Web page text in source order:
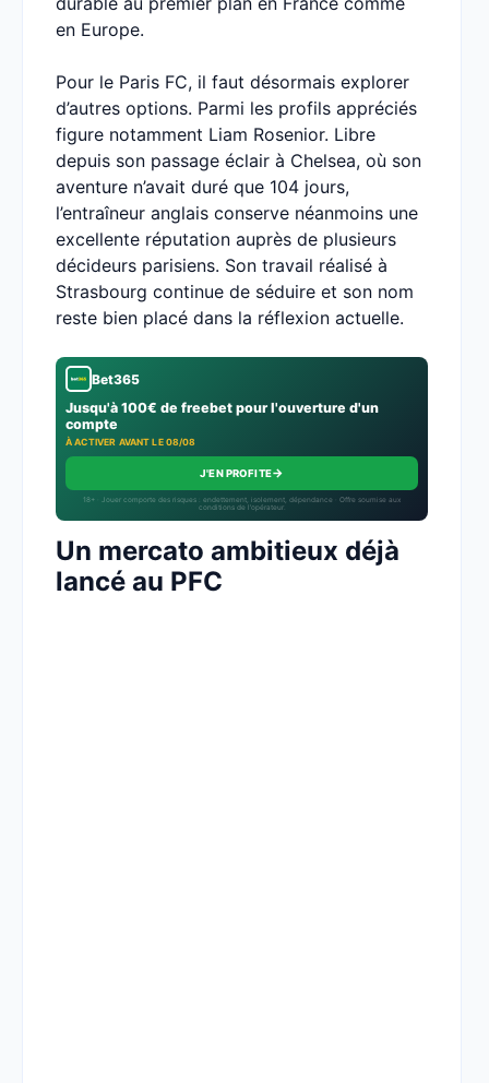
en Europe.
Pour le Paris FC, il faut désormais explorer
d’autres options. Parmi les profils appréciés
figure notamment Liam Rosenior. Libre
depuis son passage éclair à Chelsea, où son
aventure n’avait duré que 104 jours,
l’entraîneur anglais conserve néanmoins une
excellente réputation auprès de plusieurs
décideurs parisiens. Son travail réalisé à
Strasbourg continue de séduire et son nom
reste bien placé dans la réflexion actuelle.
Bet365
Jusqu'à 100€ de freebet pour l'ouverture d'un
compte
À ACTIVER AVANT LE 08/08
J'EN PROFITE→
18+ · Jouer comporte des risques : endettement, isolement, dépendance · Offre soumise aux
conditions de l’opérateur.
Un mercato ambitieux déjà
lancé au PFC